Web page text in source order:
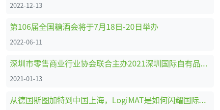
2022-12-13
第106届全国糖酒会将于7月18日-20日举办
2022-06-11
深圳市零售商业行业协会联合主办2021深圳国际自有品牌展
2021-01-13
从德国斯图加特到中国上海，LogiMAT是如何闪耀国际舞台的